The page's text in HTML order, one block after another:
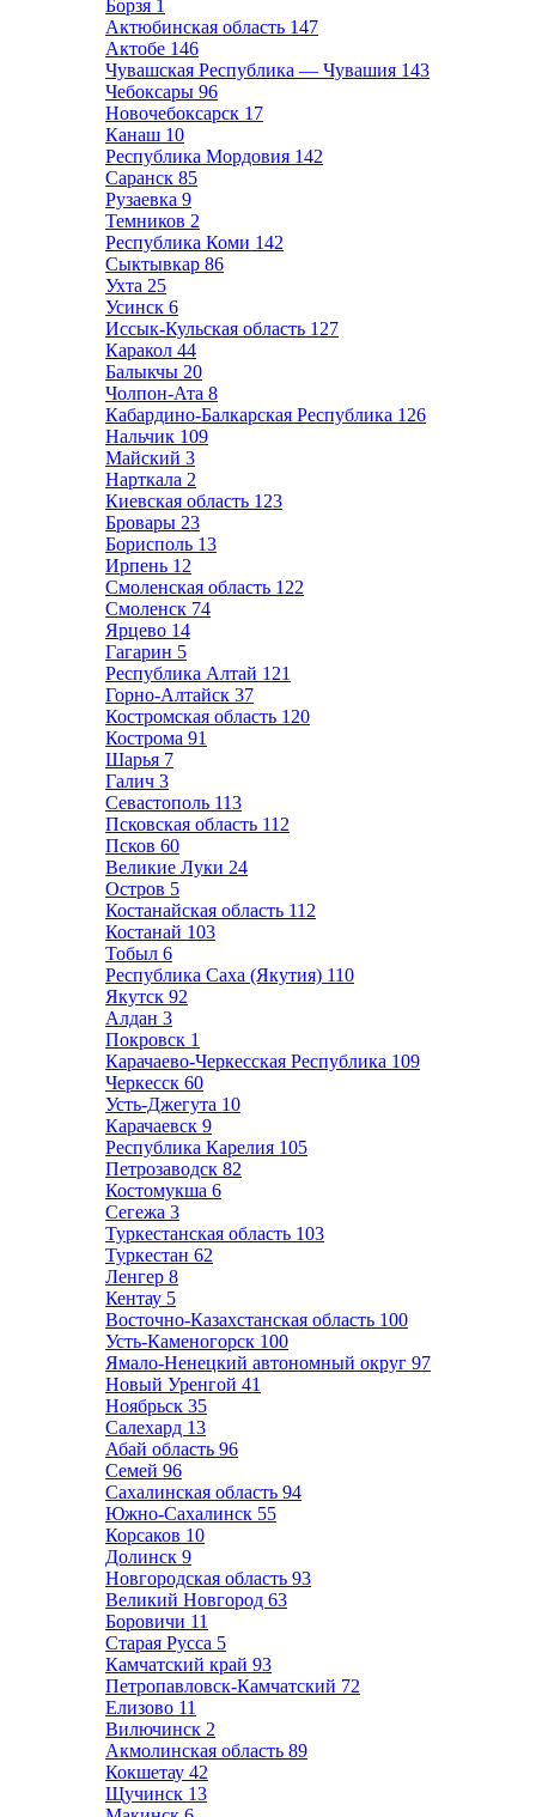
Борзя 1
Актюбинская область 147
Актобе 146
Чувашская Республика — Чувашия 143
Чебоксары 96
Новочебоксарск 17
Канаш 10
Республика Мордовия 142
Саранск 85
Рузаевка 9
Темников 2
Республика Коми 142
Сыктывкар 86
Ухта 25
Усинск 6
Иссык-Кульская область 127
Каракол 44
Балыкчы 20
Чолпон-Ата 8
Кабардино-Балкарская Республика 126
Нальчик 109
Майский 3
Нарткала 2
Киевская область 123
Бровары 23
Борисполь 13
Ирпень 12
Смоленская область 122
Смоленск 74
Ярцево 14
Гагарин 5
Республика Алтай 121
Горно-Алтайск 37
Костромская область 120
Кострома 91
Шарья 7
Галич 3
Севастополь 113
Псковская область 112
Псков 60
Великие Луки 24
Остров 5
Костанайская область 112
Костанай 103
Тобыл 6
Республика Саха (Якутия) 110
Якутск 92
Алдан 3
Покровск 1
Карачаево-Черкесская Республика 109
Черкесск 60
Усть-Джегута 10
Карачаевск 9
Республика Карелия 105
Петрозаводск 82
Костомукша 6
Сегежа 3
Туркестанская область 103
Туркестан 62
Ленгер 8
Кентау 5
Восточно-Казахстанская область 100
Усть-Каменогорск 100
Ямало-Ненецкий автономный округ 97
Новый Уренгой 41
Ноябрьск 35
Салехард 13
Абай область 96
Семей 96
Сахалинская область 94
Южно-Сахалинск 55
Корсаков 10
Долинск 9
Новгородская область 93
Великий Новгород 63
Боровичи 11
Старая Русса 5
Камчатский край 93
Петропавловск-Камчатский 72
Елизово 11
Вилючинск 2
Акмолинская область 89
Кокшетау 42
Щучинск 13